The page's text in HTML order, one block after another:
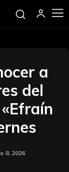
a
del
8, 2026